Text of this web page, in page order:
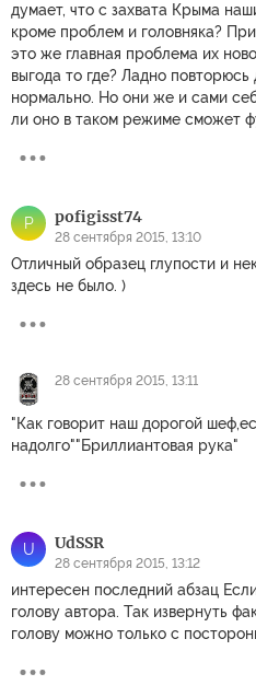
думает, что с захвата Крыма
кроме проблем и головняка?
это же главная проблема их
выгода то где? Ладно
нормально. Но они же и сами
ли оно в таком режиме сможет
P pofigisst74
28 сентября 2015, 13:10
Отличный образец глупости и
здесь не было. )
28 сентября 2015, 13:11
"Как говорит наш дорогой
надолго""Бриллиантовая рука"
U UdSSR
28 сентября 2015, 13:12
интересен последний абзац
голову автора. Так извернуть
голову можно только с